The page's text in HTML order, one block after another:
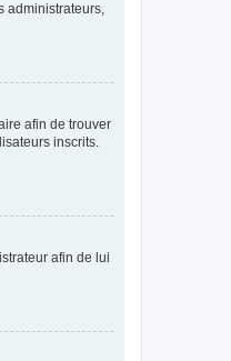
administrateurs,
afin de trouver
inscrits.
afin de lui